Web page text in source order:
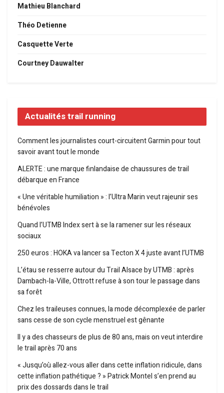
Mathieu Blanchard
Théo Detienne
Casquette Verte
Courtney Dauwalter
Actualités trail running
Comment les journalistes court-circuitent Garmin pour tout
savoir avant tout le monde
ALERTE : une marque finlandaise de chaussures de trail
débarque en France
« Une véritable humiliation » : l’Ultra Marin veut rajeunir ses
bénévoles
Quand l’UTMB Index sert à se la ramener sur les réseaux
sociaux
250 euros : HOKA va lancer sa Tecton X 4 juste avant l’UTMB
L’étau se resserre autour du Trail Alsace by UTMB : après
Dambach-la-Ville, Ottrott refuse à son tour le passage dans
sa forêt
Chez les traileuses connues, la mode décomplexée de parler
sans cesse de son cycle menstruel est gênante
Il y a des chasseurs de plus de 80 ans, mais on veut interdire
le trail après 70 ans
« Jusqu’où allez-vous aller dans cette inflation ridicule, dans
cette inflation pathétique ? » Patrick Montel s’en prend au
prix des dossards dans le trail